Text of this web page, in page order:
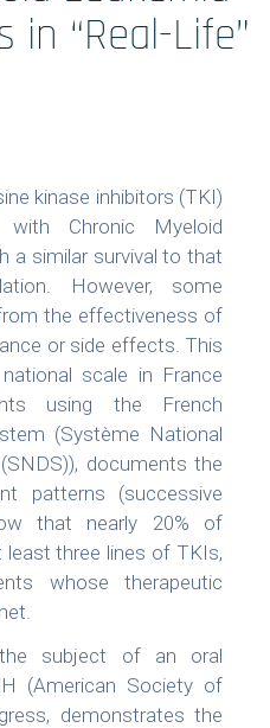
in “Real-Life”
kinase inhibitors (TKI)
Chronic Myeloid
a similar survival to that
However, some
the effectiveness of
or side effects. This
scale in France
using the French
(Système National
documents the
patterns (successive
that nearly 20% of
three lines of TKIs,
whose therapeutic
subject of an oral
(American Society of
demonstrates the